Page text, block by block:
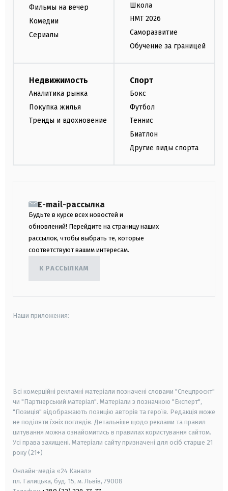
Фильмы на вечер
Комедии
Сериалы
Школа
НМТ 2026
Саморазвитие
Обучение за границей
Недвижимость
Аналитика рынка
Покупка жилья
Тренды и вдохновение
Спорт
Бокс
Футбол
Теннис
Биатлон
Другие виды спорта
E-mail-рассылка
Будьте в курсе всех новостей и
обновлений! Перейдите на страницу наших
рассылок, чтобы выбрать те, которые
соответствуют вашим интересам.
К РАССЫЛКАМ
Наши приложения:
Всі комерційні рекламні матеріали позначені словами "Спецпроєкт"
чи "Партнерський матеріал". Матеріали з позначкою "Експерт",
"Позиція" відображають позицію авторів та героїв. Редакція може
не поділяти їхніх поглядів. Детальніше щодо реклами та правил
цитування можна ознайомитись в правилах користування сайтом.
Усі права захищені. Матеріали сайту призначені для осіб старше 21
року (21+)
Онлайн-медіа «24 Канал»
пл. Галицька, буд. 15, м. Львів, 79008